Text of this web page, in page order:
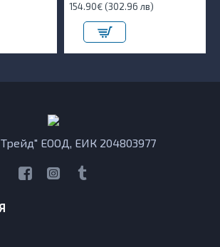
154.90€ (302.96 лв)
Трейд" ЕООД, ЕИК 204803977